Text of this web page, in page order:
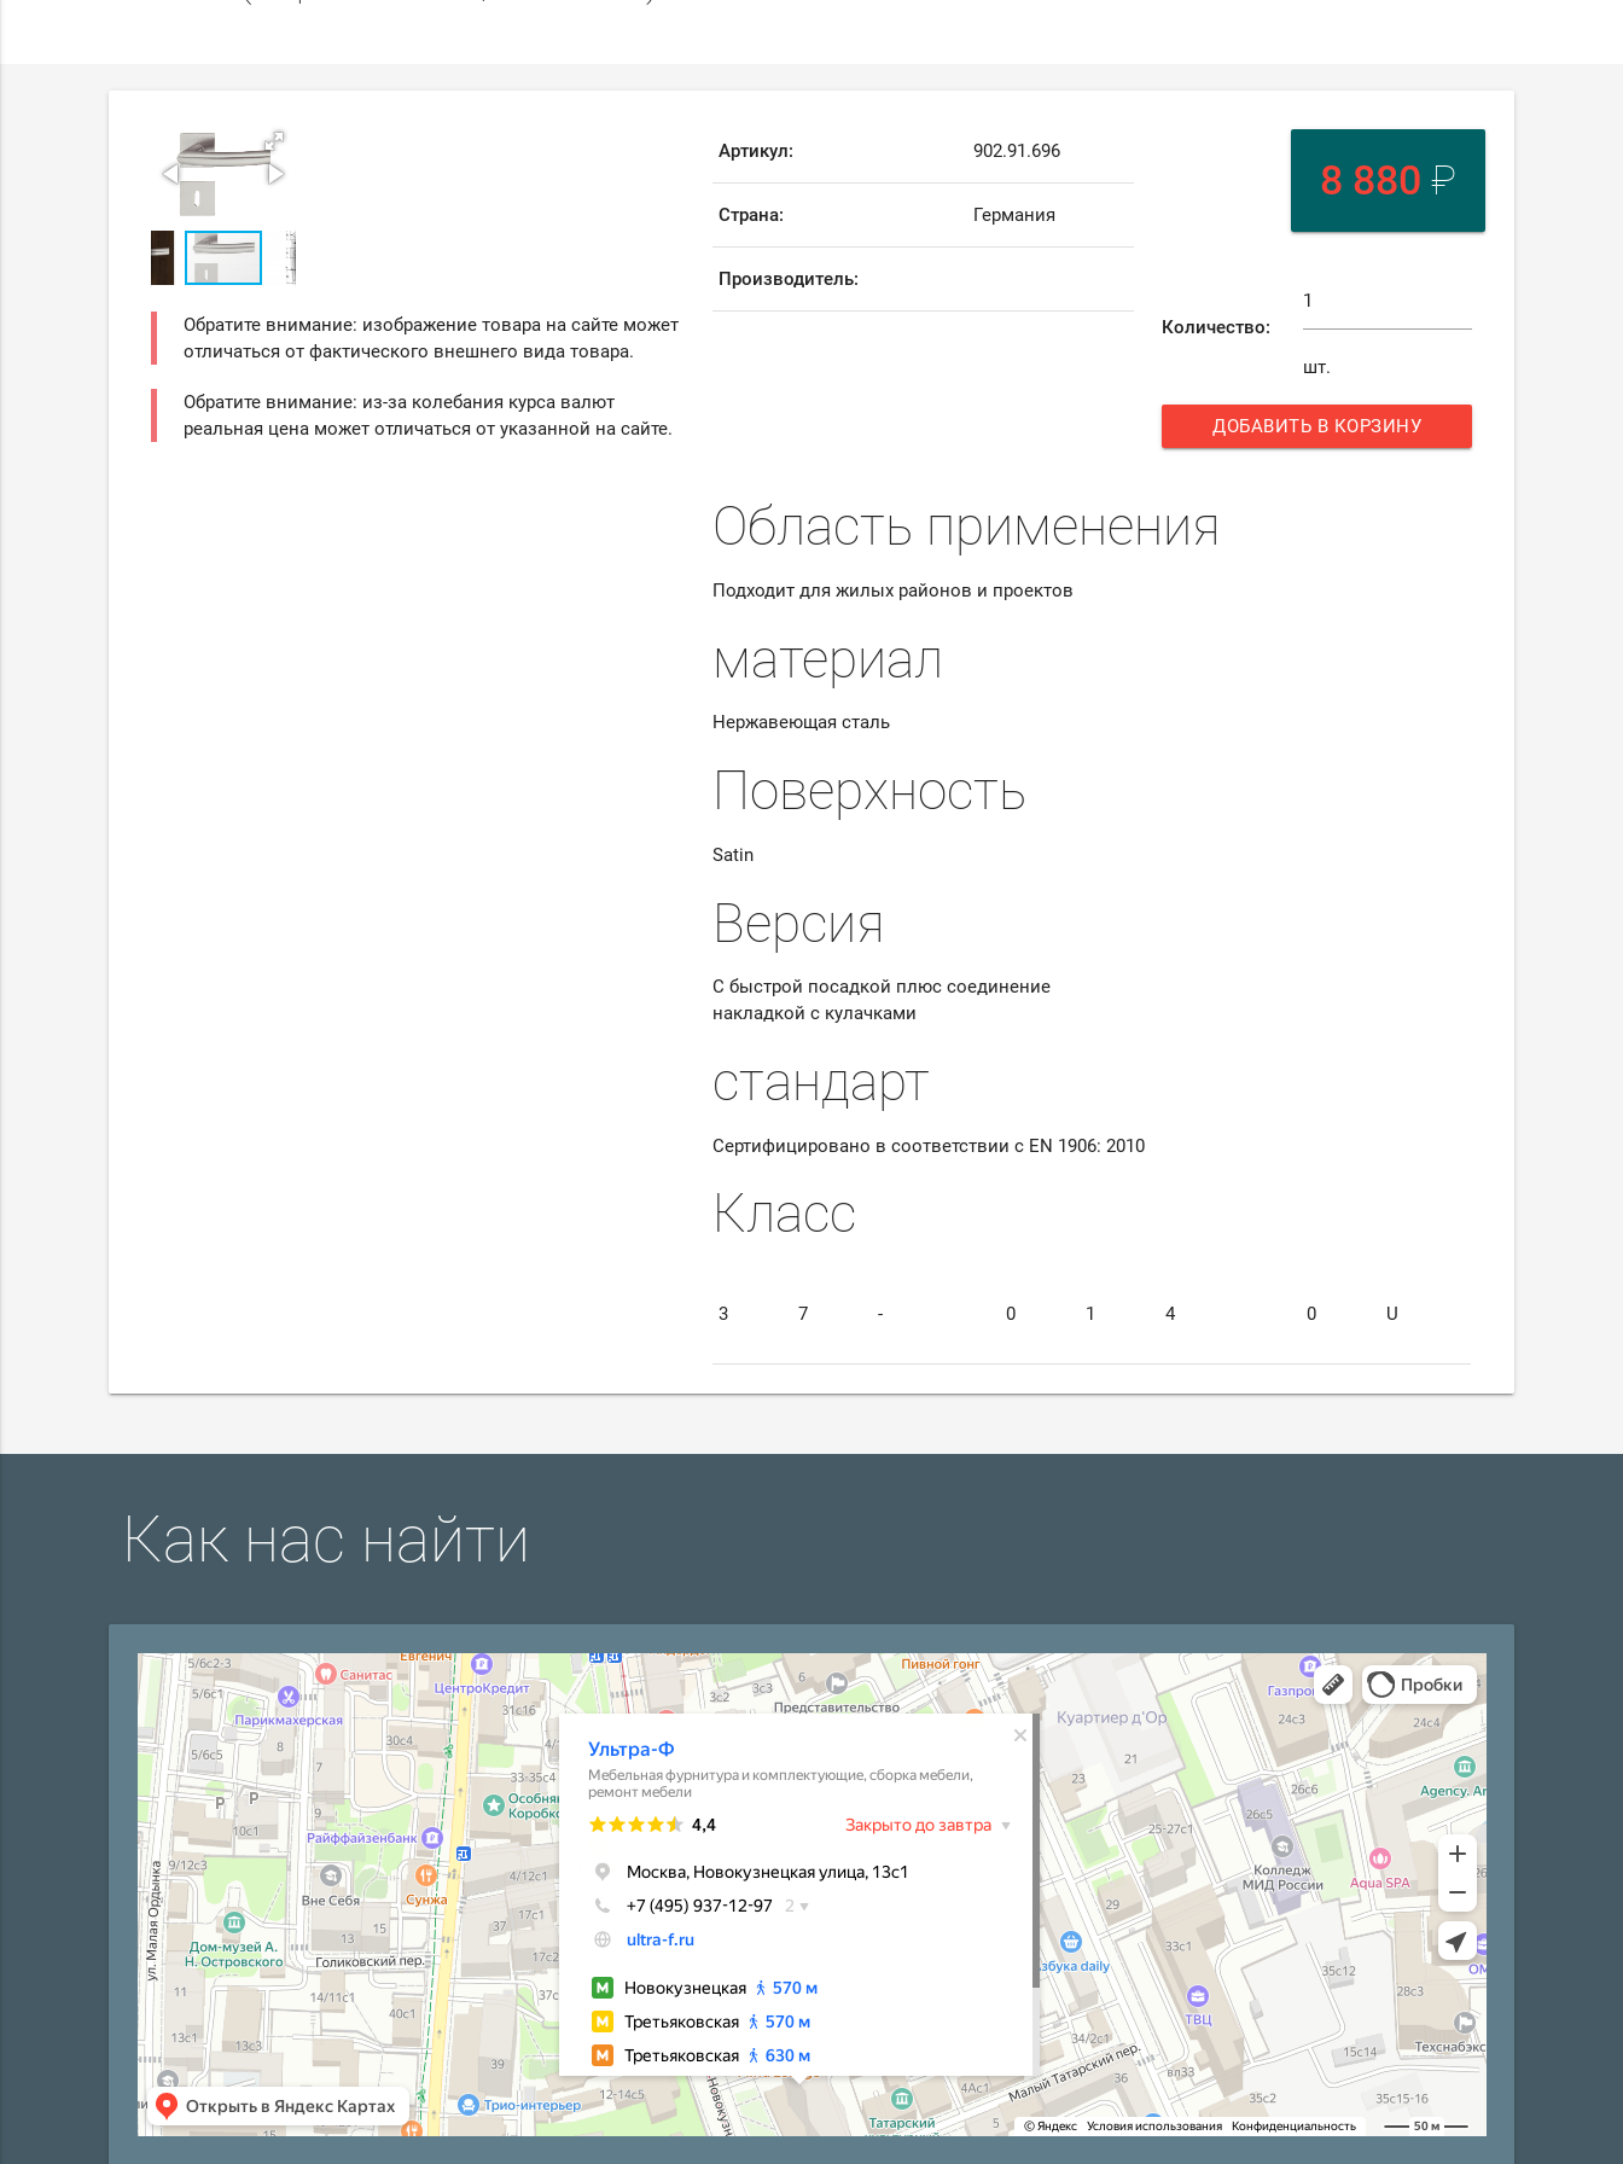
Обратите внимание: изображение товара на сайте может
отличаться от фактического внешнего вида товара.
Обратите внимание: из-за колебания курса валют
реальная цена может отличаться от указанной на сайте.
Артикул: 902.91.696
Страна: Германия
Производитель:
8 880 ₽
Количество:
шт.
ДОБАВИТЬ В КОРЗИНУ
Область применения
Подходит для жилых районов и проектов
материал
Нержавеющая сталь
Поверхность
Satin
Версия
С быстрой посадкой плюс соединение
накладкой с кулачками
стандарт
Сертифицировано в соответствии с EN 1906: 2010
Класс
3 7 - 0 1 4 0 U
Как нас найти